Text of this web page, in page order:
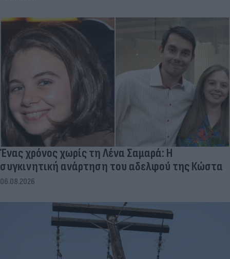
Ένας χρόνος χωρίς τη Λένα Σαμαρά: Η
συγκινητική ανάρτηση του αδελφού της Κώστα
06.08.2026